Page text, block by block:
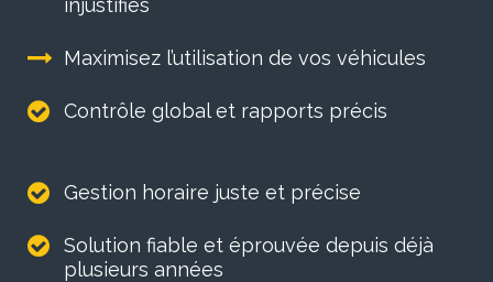
injustifiés
Maximisez l’utilisation de vos véhicules
Contrôle global et rapports précis
Gestion horaire juste et précise
Solution fiable et éprouvée depuis déjà
plusieurs années